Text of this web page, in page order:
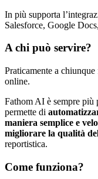
In più supporta
Salesforce, Google
A chi può servire?
Praticamente a
online.
Fathom AI è sempre più
permette di
maniera semplice e
migliorare la qualità
reportistica.
Come funziona?